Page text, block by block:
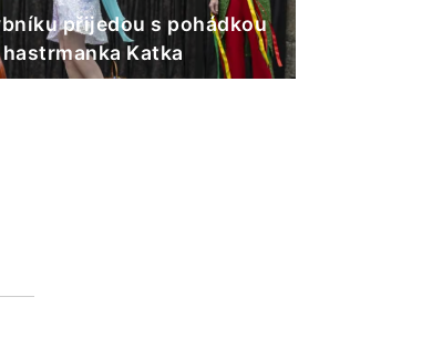
přijedou s pohádkou
Katka